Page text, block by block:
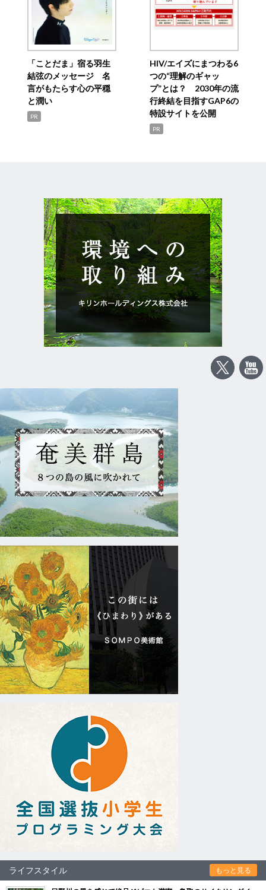
「ことだま」宿る羽生
結弦のメッセージ 名
言がもたらす心の平穏
と潤い
PR
HIV/エイズにまつわる6
つの“理解のギャッ
プ”とは？ 2030年の流
行終結を目指すGAP6の
特設サイトを公開
PR
ライフスタイル もっと見る